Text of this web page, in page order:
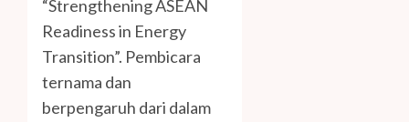
“Strengthening ASEAN
Readiness in Energy
Transition”. Pembicara
ternama dan
berpengaruh dari dalam